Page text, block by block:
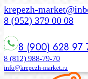
krepezh-
8 (952) 379 00 08
8 (900) 628 97
8 (812) 988-79-70
info@krepezh-market.ru